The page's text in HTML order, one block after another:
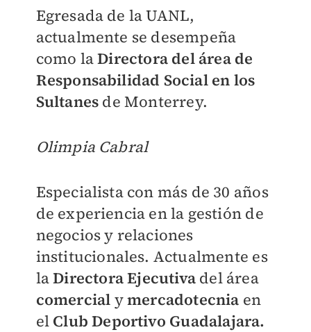
Egresada de la UANL,
actualmente se desempeña
como laDirectora del área de
Responsabilidad Social en los
Sultanes de Monterrey.
Olimpia Cabral
Especialista con más de 30 años
de experiencia en la gestión de
negocios y relaciones
institucionales. Actualmente es
laDirectora Ejecutiva del área
comercial ymercadotecnia en
el Club Deportivo Guadalajara.